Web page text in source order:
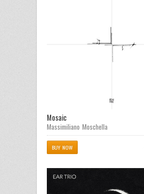
Mosaic
Massimiliano Moschella
BUY NOW